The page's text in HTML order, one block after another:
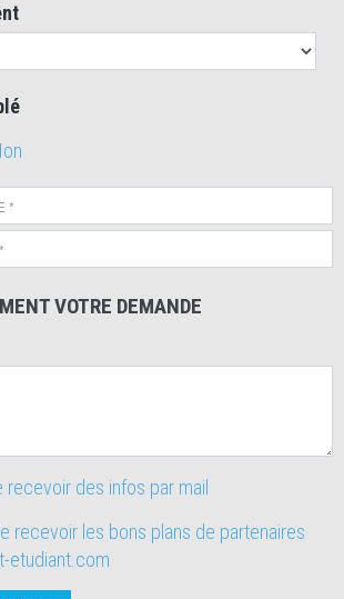
VOTRE DEMANDE
des infos par mail
recevoir les bons plans de partenaires
etudiant.com